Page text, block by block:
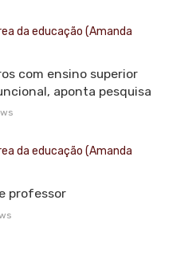
com ensino superior
aponta pesquisa
professor